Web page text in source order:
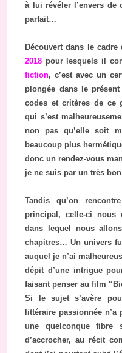
à lui révéler l’envers de
parfait…
Découvert dans le cadre
2018 pour lesquels il
fiction, c’est avec un
plongée dans le
codes et critères de ce
qui s’est
non pas qu’elle soit
beaucoup plus
donc un rendez-vous
je ne suis par un très
Tandis qu’on
principal, celle-ci
dans lequel nous
chapitres… Un univers
auquel je n’ai
dépit d’une intrigue
faisant penser au film
Si le sujet s’avère
littéraire passionnée
une quelconque fibre
d’accrocher, au récit